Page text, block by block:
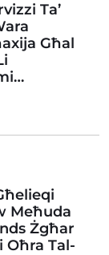
Ta’
Għal
Meħuda
Żgħar
Oħra Tal-